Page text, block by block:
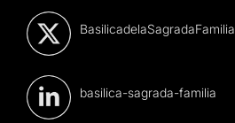
BasilicadelaSagradaFamilia
basilica-sagrada-familia